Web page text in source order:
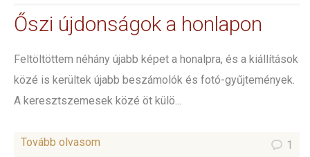
Őszi újdonságok a honlapon
Feltöltöttem néhány újabb képet a honalpra, és a kiállítások
közé is kerültek újabb beszámolók és fotó-gyűjtemények.
A keresztszemesek közé öt külö...
Tovább olvasom 1